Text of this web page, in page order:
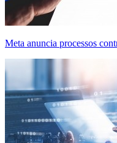
Meta anuncia processos